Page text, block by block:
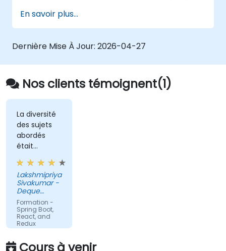
En savoir plus...
Dernière Mise À Jour: 2026-04-27
Nos clients témoignent(1)
La diversité
des sujets
abordés
était
considérable
et le
formateur a
essayé de
faire preuve
de rigueur à
cet égard.
Lakshmipriya
Sivakumar -
Deque
Systems Inc
Formation -
Spring Boot,
React, and
Redux
automatique
Cours à venir